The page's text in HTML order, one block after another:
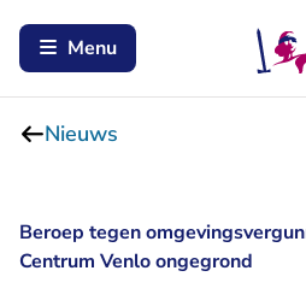
Menu
Nieuws
Beroep tegen
Centrum Venlo ongegrond